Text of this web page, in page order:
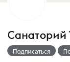
Санаторий
Подписаться